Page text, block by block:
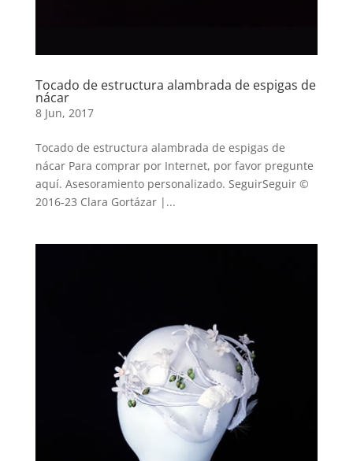
Tocado de estructura alambrada de espigas de
nácar
8 Jun, 2017
Tocado de estructura alambrada de espigas de
nácar Para comprar por Internet, por favor pregunte
aquí. Asesoramiento personalizado. SeguirSeguir ©
2016-23 Clara Gortázar |...